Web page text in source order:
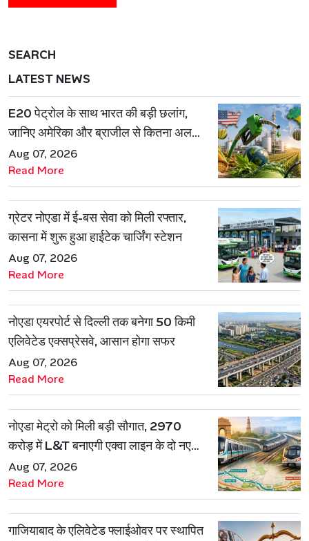
SEARCH
LATEST NEWS
E20 पेट्रोल के साथ भारत की बड़ी छलांग,
जानिए अमेरिका और ब्राजील से कितना अलग
है एथेनॉल मॉडल
Aug 07, 2026
Read More
ग्रेटर नोएडा में ई-बस सेवा को मिली रफ्तार,
कासना में शुरू हुआ हाईटेक चार्जिंग स्टेशन
Aug 07, 2026
Read More
नोएडा एयरपोर्ट से दिल्ली तक बनेगा 50 किमी
एलिवेटेड एक्सप्रेसवे, आसान होगा सफर
Aug 07, 2026
Read More
नोएडा मेट्रो को मिली बड़ी सौगात, 2970
करोड़ में L&T बनाएगी एक्वा लाइन के दो नए
रूट
Aug 07, 2026
Read More
गाजियाबाद के एलिवेटेड फ्लाईओवर पर स्थापित